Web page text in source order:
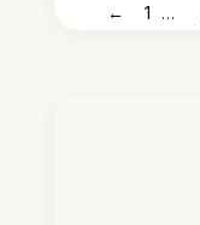
← 1 …